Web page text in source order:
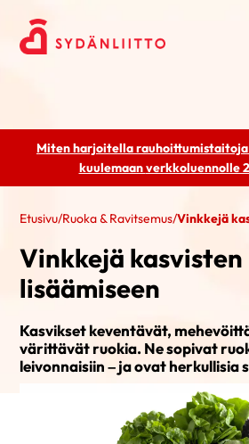
Miten harjoitella rauhoittumistaitoja
kuulemaanverkkoluennolle
Etusivu/Ruoka & Ravitsemus/Vinkkejä
Vinkkejä kasvisten
lisäämiseen
Kasvikset keventävät,
värittävät ruokia. Ne sopivat
leivonnaisiin – ja ovat herkullisia